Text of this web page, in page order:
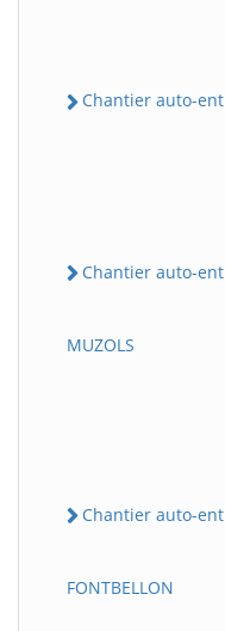
Chantier auto-
Chantier auto-
MUZOLS
Chantier auto-
FONTBELLON